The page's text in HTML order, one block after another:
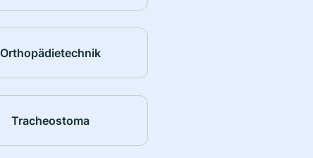
Orthopädietechnik
Tracheostoma